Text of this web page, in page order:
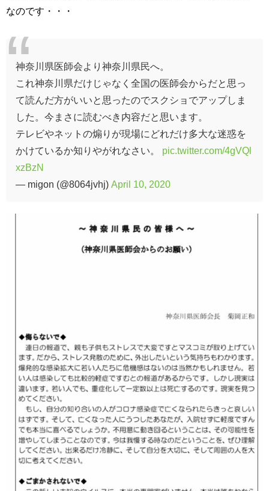
なのです・・・
神奈川県医師会より神奈川県民へ。
これ神奈川県だけじゃなく全国の医師会からだと思っ
て読んだ方がいいと思ったのでスクショでアップしま
した。今まさに読むべき内容だと思います。
テレビやネットの煽りが現場にどれだけ多大な迷惑を
かけているか知りやがれなさい。 pic.twitter.com/4gVQl
xzBzN
— migon (@8064jvhj) April 10, 2020